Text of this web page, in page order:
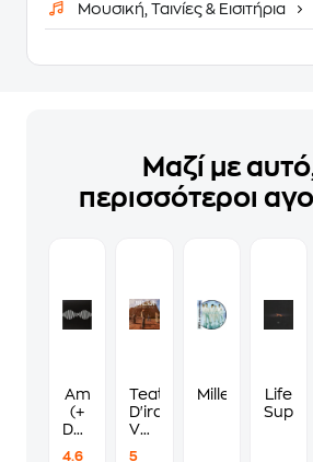
Μουσική, Ταινίες & Εισιτήρια
Μαζί με
περισσότεροι
Am
(+
Download
4.6
Teatro
D'ira
Vol.1
5
MillenniumLife